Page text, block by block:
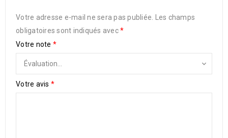
Votre adresse e-mail ne sera pas publiée.
Les champs
obligatoires sont indiqués avec*
Votre note *
Votre avis *